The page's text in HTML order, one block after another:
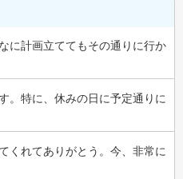
に計画立ててもその通りに行か
。特に、休みの日に予定通りに
くれてありがとう。今、非常に